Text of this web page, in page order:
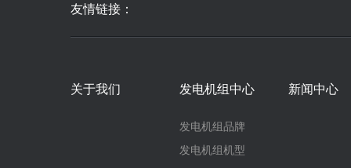
友情链接：
关于我们 发电机组中心
发电机组品牌
发电机组机型
新闻中心